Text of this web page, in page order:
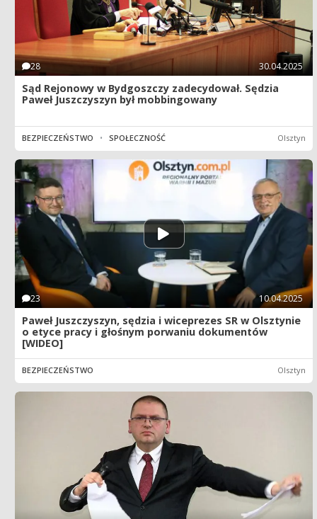
28 30.04.2025
Sąd Rejonowy w Bydgoszczy zadecydował. Sędzia
Paweł Juszczyszyn był mobbingowany
BEZPIECZEŃSTWO • SPOŁECZNOŚĆ Olsztyn
23 10.04.2025
Paweł Juszczyszyn, sędzia i wiceprezes SR w Olsztynie
o etyce pracy i głośnym porwaniu dokumentów
[WIDEO]
BEZPIECZEŃSTWO Olsztyn